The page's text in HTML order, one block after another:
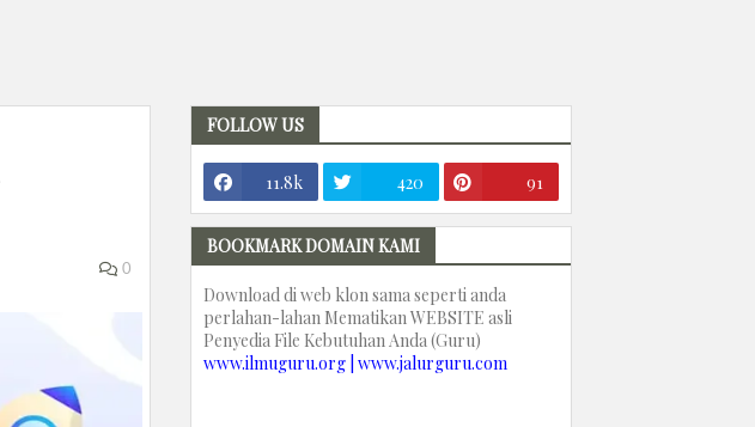
0
FOLLOW US
11.8k 420 91
BOOKMARK DOMAIN KAMI
Download di web klon sama seperti anda
perlahan-lahan Mematikan WEBSITE asli
Penyedia File Kebutuhan Anda (Guru)
www.ilmuguru.org | www.jalurguru.com